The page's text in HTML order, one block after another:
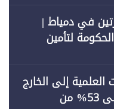
في دمياط |
لتأمين
إلى الخارج
| 6 جامعات حكومية تستحوذ على 53% من